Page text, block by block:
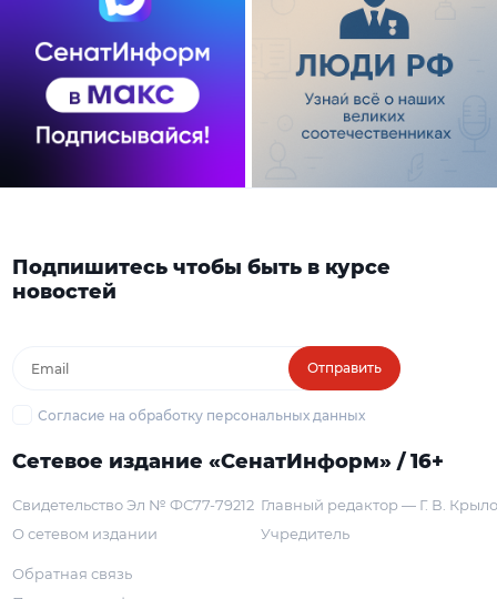
Подпишитесь чтобы быть в курсе
новостей
Отправить
Согласие на обработку персональных данных
Сетевое издание «СенатИнформ» / 16+
Свидетельство Эл № ФС77-79212
О сетевом издании
Главный редактор — Г. В.
Учредитель
Обратная связь